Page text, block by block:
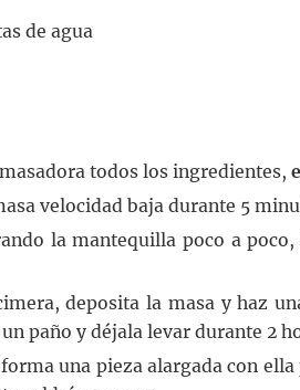
de agua
todos los ingredientes,
velocidad baja durante 5
la mantequilla poco a
deposita la masa y haz
paño y déjala levar durante 2
una pieza alargada con